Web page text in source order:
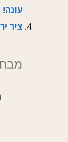
עונה!
ציר